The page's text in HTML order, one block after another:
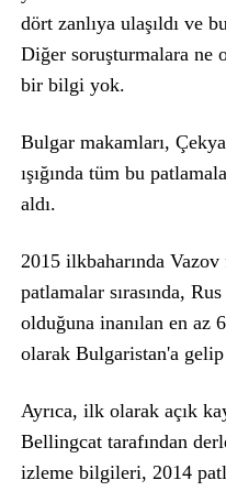
dört zanlıya ulaşıldı ve
Diğer soruşturmalara ne
bir bilgi yok.
Bulgar makamları,
ışığında tüm bu
aldı.
2015 ilkbaharında
patlamalar sırasında,
olduğuna inanılan en az
olarak Bulgaristan'a
Ayrıca, ilk olarak açık
Bellingcat tarafından
izleme bilgileri, 2014